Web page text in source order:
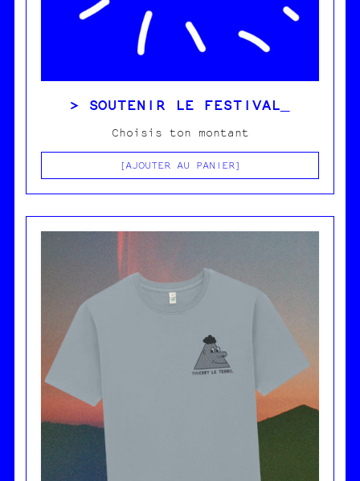
SOUTENIR LE FESTIVAL
Choisis ton montant
AJOUTER AU PANIER